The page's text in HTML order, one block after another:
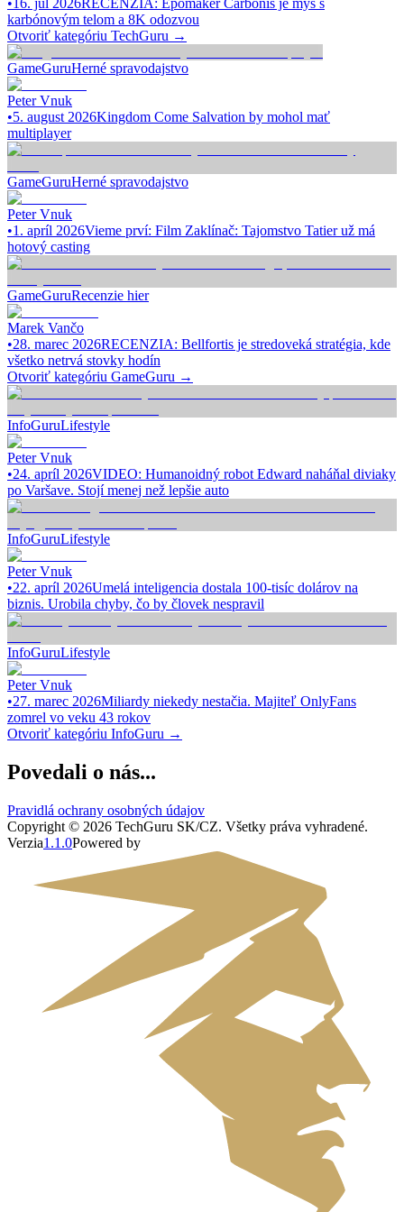
• 16. júl 2026RECENZIA: Epomaker Carbonis je myš s
karbónovým telom a 8K odozvou
Otvoriť kategóriu TechGuru →
GameGuruHerné spravodajstvo
Peter Vnuk
•5. august 2026Kingdom Come Salvation by mohol mať
multiplayer
GameGuruHerné spravodajstvo
Peter Vnuk
•1. apríl 2026Vieme prví: Film Zaklínač: Tajomstvo Tatier už má
hotový casting
GameGuruRecenzie hier
Marek Vančo
•28. marec 2026RECENZIA: Bellfortis je stredoveká stratégia, kde
všetko netrvá stovky hodín
Otvoriť kategóriu GameGuru →
InfoGuruLifestyle
Peter Vnuk
•24. apríl 2026VIDEO: Humanoidný robot Edward naháňal diviaky
po Varšave. Stojí menej než lepšie auto
InfoGuruLifestyle
Peter Vnuk
•22. apríl 2026Umelá inteligencia dostala 100-tisíc dolárov na
biznis. Urobila chyby, čo by človek nespravil
InfoGuruLifestyle
Peter Vnuk
•27. marec 2026Miliardy niekedy nestačia. Majiteľ OnlyFans
zomrel vo veku 43 rokov
Otvoriť kategóriu InfoGuru →
Povedali o nás...
Pravidlá ochrany osobných údajov
Copyright © 2026 TechGuru SK/CZ. Všetky práva vyhradené.
Verzia1.1.0Powered by